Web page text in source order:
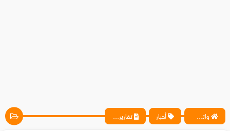
واتس آب ، فيسبوك ، أنترنت ، شروحات تقنية حصرية - المحترف أخبار تقارير: آبل تكشف عن طريق الخطأ هاتف آيفون الجديد (صورة)